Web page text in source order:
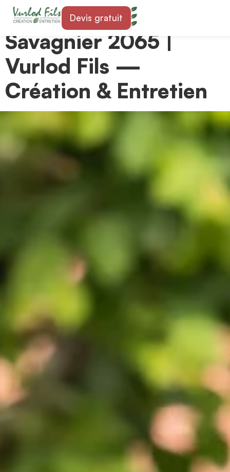
Devis gratuit
Paysagiste à
Savagnier 2065 |
Vurlod Fils —
Création & Entretien